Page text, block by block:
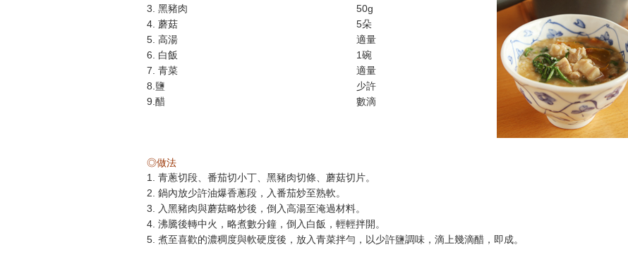
3. 黑豬肉
50g
4. 蘑菇
5朵
5. 高湯
適量
6. 白飯
1碗
7. 青菜
適量
8.鹽
少許
9.醋
數滴
◎做法
1. 青蔥切段、番茄切小丁、黑豬肉切條、蘑菇切片。
2. 鍋內放少許油爆香蔥段，入番茄炒至熟軟。
3. 入黑豬肉與蘑菇略炒後，倒入高湯至淹過材料。
4. 沸騰後轉中火，略煮數分鐘，倒入白飯，輕輕拌開。
5. 煮至喜歡的濃稠度與軟硬度後，放入青菜拌勻，以少許鹽調味，滴上幾滴醋，即成。